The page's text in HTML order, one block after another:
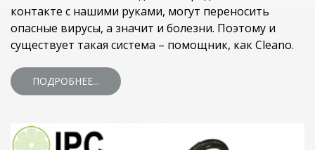
контакте с нашими руками, могут переносить
опасные вирусы, а значит и болезни. Поэтому и
существует такая система – помощник, как Cleano.
ПОДРОБНЕЕ...